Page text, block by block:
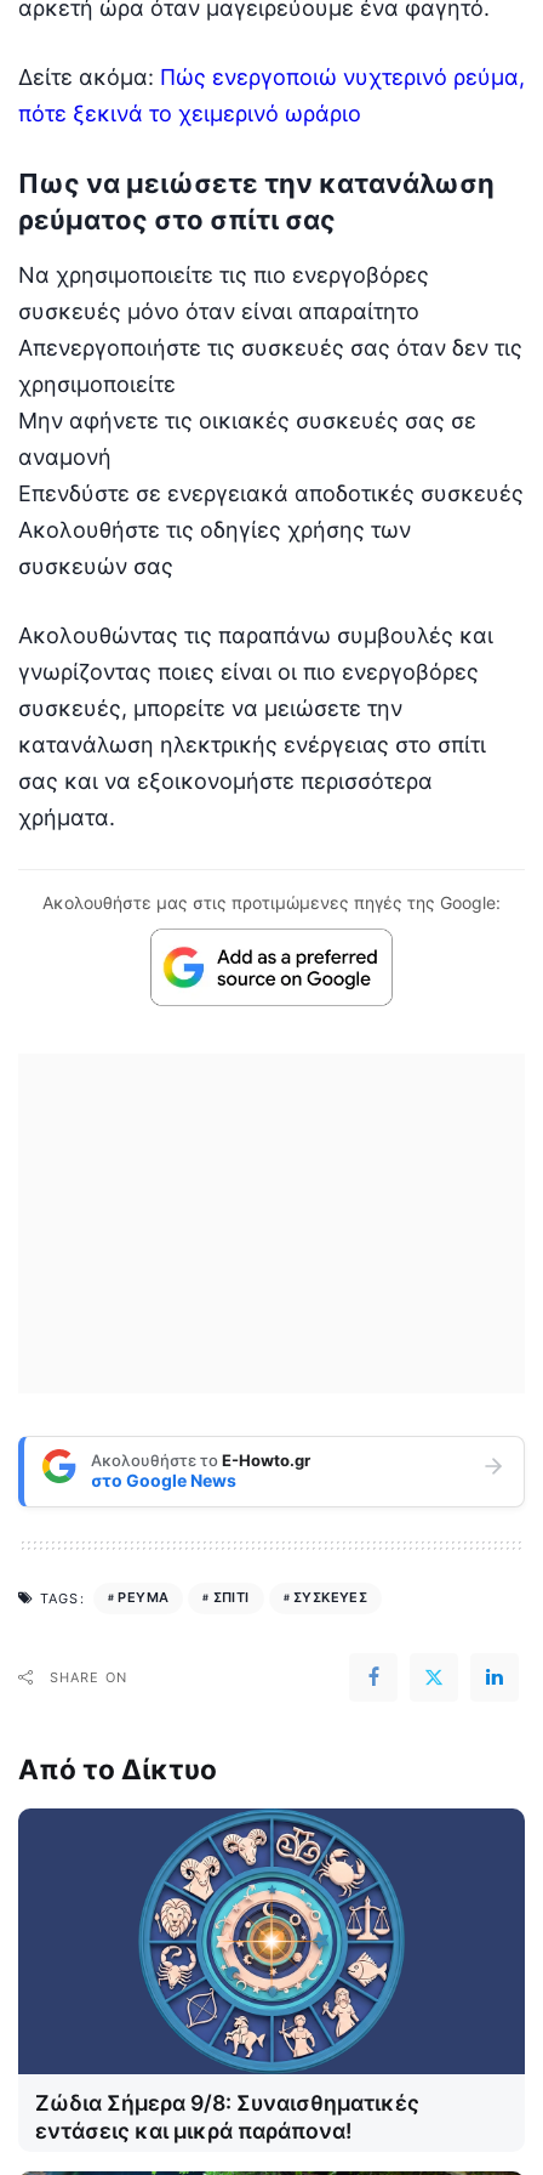
αρκετή ώρα όταν μαγειρεύουμε ένα φαγητό.
Δείτε ακόμα: Πώς ενεργοποιώ νυχτερινό ρεύμα,
πότε ξεκινά το χειμερινό ωράριο
Πως να μειώσετε την κατανάλωση
ρεύματος στο σπίτι σας
Να χρησιμοποιείτε τις πιο ενεργοβόρες
συσκευές μόνο όταν είναι απαραίτητο
Απενεργοποιήστε τις συσκευές σας όταν δεν τις
χρησιμοποιείτε
Μην αφήνετε τις οικιακές συσκευές σας σε
αναμονή
Επενδύστε σε ενεργειακά αποδοτικές συσκευές
Ακολουθήστε τις οδηγίες χρήσης των
συσκευών σας
Ακολουθώντας τις παραπάνω συμβουλές και
γνωρίζοντας ποιες είναι οι πιο ενεργοβόρες
συσκευές, μπορείτε να μειώσετε την
κατανάλωση ηλεκτρικής ενέργειας στο σπίτι
σας και να εξοικονομήστε περισσότερα
χρήματα.
Ακολουθήστε μας στις προτιμώμενες πηγές της Google:
Ακολουθήστε τοE-Howto.gr
στο Google News
TAGS: ΡΕΥΜΑ ΣΠΙΤΙ ΣΥΣΚΕΥΕΣ
SHARE ON
Από το Δίκτυο
Ζώδια Σήμερα 9/8: Συναισθηματικές
εντάσεις και μικρά παράπονα!